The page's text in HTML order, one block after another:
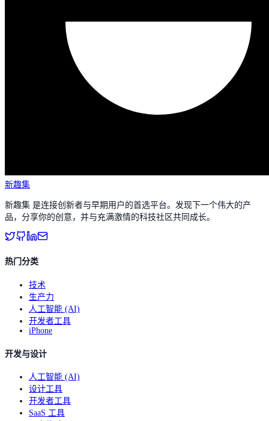
新趣集
新趣集 是连接创新者与早期用户的首选平台。发现下一个伟大的产
品，分享你的创意，并与充满激情的科技社区共同成长。
热门分类
技术
生产力
人工智能 (AI)
开发者工具
iPhone
开发与设计
人工智能 (AI)
设计工具
开发者工具
SaaS 工具